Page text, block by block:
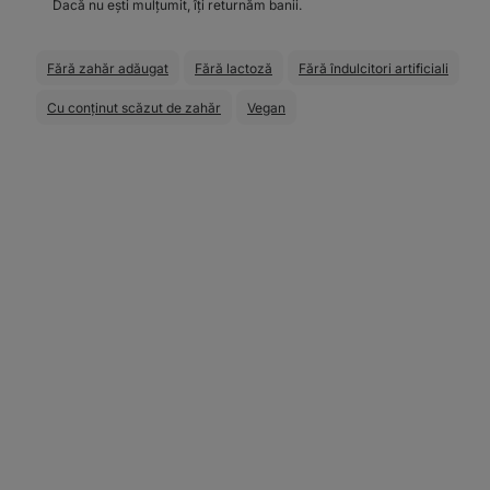
Dacă nu ești mulțumit, îți returnăm banii.
Fără zahăr adăugat Fără lactoză Fără îndulcitori artificiali
Cu conținut scăzut de zahăr Vegan